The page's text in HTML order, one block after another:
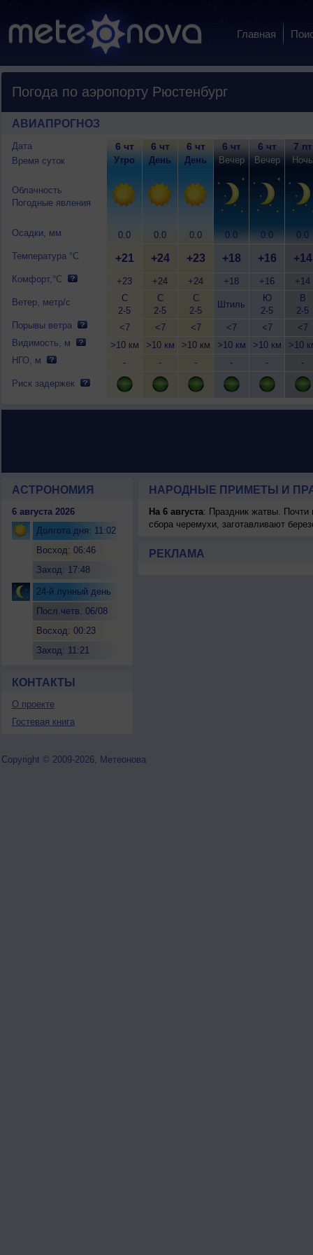
Главная
Погода по аэропорту Рюстенбург
АВИАПРОГНОЗ
Дата
Время суток
Облачность
Погодные явления
Осадки, мм
Температура °C
Комфорт,°C
Ветер, метр/с
Порывы ветра
Видимость, м
НГО, м
Риск задержек
6 чт
Утро
0.0
+21
+23
С
2-5
<7
>10 км
-
6 чт
День
0.0
+24
+24
С
2-5
<7
>10 км
-
6 чт
День
0.0
+23
+24
С
2-5
<7
>10 км
-
6 чт
Вечер
0.0
+18
+18
Штиль
<7
>10 км
-
6 чт
Вечер
0.0
+16
+16
Ю
2-5
<7
>10 км
-
7 пт
Ночь
0.0
+14
+14
В
2-5
<7
>10
-
АСТРОНОМИЯ
6 августа 2026
Долгота дня: 11:02
Восход: 06:46
Заход: 17:48
24-й лунный день
Посл.четв. 06/08
Восход: 00:23
Заход: 11:21
КОНТАКТЫ
О проекте
Гостевая книга
НАРОДНЫЕ ПРИМЕТЫ И
На 6 августа: Праздник жатвы. Почти
сбора черемухи, заготавливают
РЕКЛАМА
Copyright © 2009-2026, Метеонова